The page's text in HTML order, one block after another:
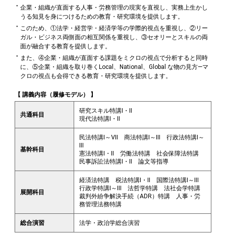
企業・組織が直面する人事・労務管理の現実を直視し、実務上生かし
うる知見を身につけるための教育・研究環境を提供します。
このため、①法学・経営学・経済学等の学際的視点を重視し、②リー
ガル・ビジネス両側面の相互関係を重視し、③セオリーとスキルの両
面が融合する教育を提供します。
また、④企業・組織が直面する課題をミクロの視点で分析すると同時
に、⑤企業・組織を取り巻くLocal、National、Global な物の見方―マ
クロの視点も会得できる教育・研究環境を提供します。
【 講義内容（履修モデル） 】
共通科目
研究スキル特講Ⅰ・Ⅱ
現代法特講Ⅰ・Ⅱ
基幹科目
民法特講Ⅰ～Ⅶ 商法特講Ⅰ～Ⅲ 行政法特講Ⅰ～
憲法特講Ⅰ・Ⅱ 労働法特講 社会保障法特講
民事訴訟法特講Ⅰ・Ⅱ 論文等指導
展開科目
経済法特講 税法特講Ⅰ・Ⅱ 国際法特講Ⅰ～Ⅲ
行政学特講Ⅰ～Ⅲ 法哲学特講 法社会学特講
裁判外紛争解決手続（ADR）特講 人事・労
務管理法務特講
総合演習 法学・政治学総合演習